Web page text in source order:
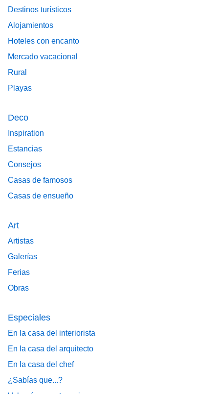
Destinos turísticos
Alojamientos
Hoteles con encanto
Mercado vacacional
Rural
Playas
Deco
Inspiration
Estancias
Consejos
Casas de famosos
Casas de ensueño
Art
Artistas
Galerías
Ferias
Obras
Especiales
En la casa del interiorista
En la casa del arquitecto
En la casa del chef
¿Sabías que...?